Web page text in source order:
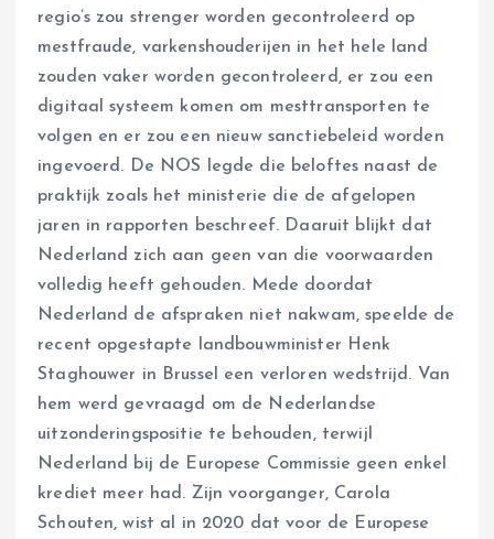
regio’s zou strenger worden gecontroleerd op
mestfraude, varkenshouderijen in het hele land
zouden vaker worden gecontroleerd, er zou een
digitaal systeem komen om mesttransporten te
volgen en er zou een nieuw sanctiebeleid worden
ingevoerd. De NOS legde die beloftes naast de
praktijk zoals het ministerie die de afgelopen
jaren in rapporten beschreef. Daaruit blijkt dat
Nederland zich aan geen van die voorwaarden
volledig heeft gehouden. Mede doordat
Nederland de afspraken niet nakwam, speelde de
recent opgestapte landbouwminister Henk
Staghouwer in Brussel een verloren wedstrijd. Van
hem werd gevraagd om de Nederlandse
uitzonderingspositie te behouden, terwijl
Nederland bij de Europese Commissie geen enkel
krediet meer had. Zijn voorganger, Carola
Schouten, wist al in 2020 dat voor de Europese